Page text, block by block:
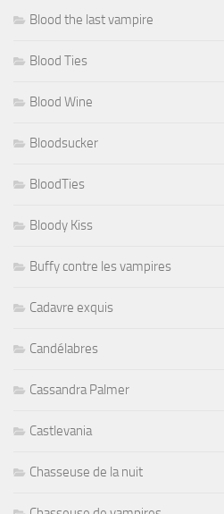
Blood the last vampire
Blood Ties
Blood Wine
Bloodsucker
BloodTies
Bloody Kiss
Buffy contre les vampires
Cadavre exquis
Candélabres
Cassandra Palmer
Castlevania
Chasseuse de la nuit